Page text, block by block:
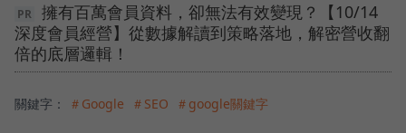
擁有百萬會員資料，卻無法有效變現？【10/14
深度會員經營】從數據解讀到策略落地，解密營收翻
倍的底層邏輯！
關鍵字： ＃Google ＃SEO ＃google關鍵字